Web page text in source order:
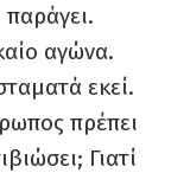
αγώνα.
εκεί.
πρέπει
Γιατί